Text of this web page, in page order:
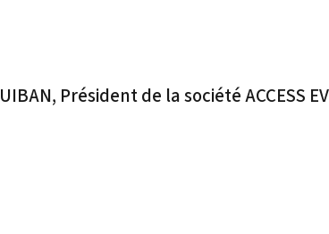
Président de la société ACCESS